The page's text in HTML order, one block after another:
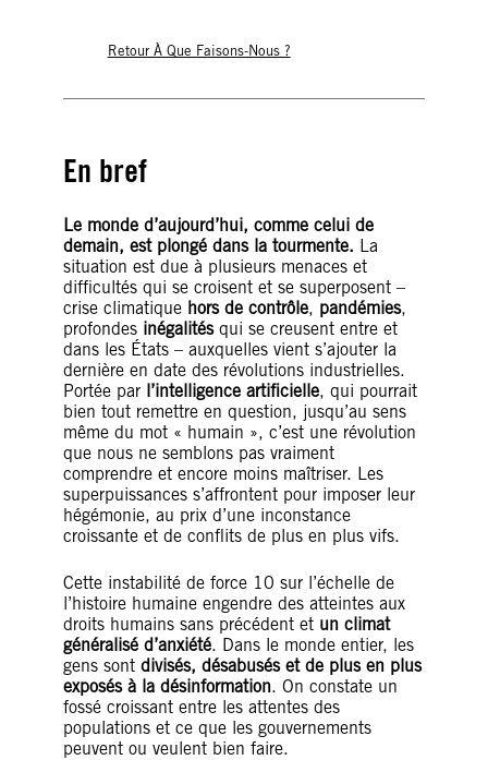
Retour À Que Faisons-Nous ?
En bref
Le monde d’aujourd’hui, comme celui de
demain, est plongé dans la tourmente. La
situation est due à plusieurs menaces et
difficultés qui se croisent et se superposent –
crise climatique hors de contrôle, pandémies,
profondes inégalitésqui se creusent entre et
dans les États – auxquelles vient s’ajouter la
dernière en date des révolutions industrielles.
Portée par l’intelligence artificielle, qui pourrait
bien tout remettre en question, jusqu’au sens
même du mot « humain », c’est une révolution
que nous ne semblons pas vraiment
comprendre et encore moins maîtriser. Les
superpuissances s’affrontent pour imposer leur
hégémonie, au prix d’une inconstance
croissante et de conflits de plus en plus vifs.
Cette instabilité de force 10 sur l’échelle de
l’histoire humaine engendre des atteintes aux
droits humains sans précédent et un climat
généralisé d’anxiété. Dans le monde entier, les
gens sont divisés, désabusés et de plus en plus
exposés à la désinformation. On constate un
fossé croissant entre les attentes des
populations et ce que les gouvernements
peuvent ou veulent bien faire.